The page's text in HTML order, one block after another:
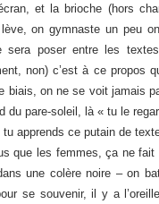
et la brioche (hors
on gymnaste un peu
sera poser entre les
non) c’est à ce propos
biais, on ne se voit jamais
du pare-soleil, là « tu le
apprends ce putain de
que les femmes, ça ne fait
une colère noire – on
se souvenir, il y a